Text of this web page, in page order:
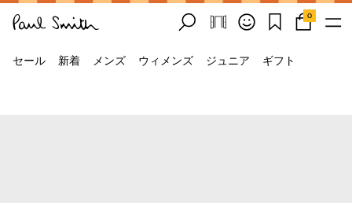
0
セール 新着 メンズ ウィメンズ ジュニア ギフト